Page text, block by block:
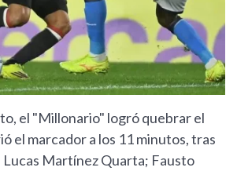
el "Millonario" logró quebrar el
el marcador a los 11 minutos, tras
Lucas Martínez Quarta; Fausto